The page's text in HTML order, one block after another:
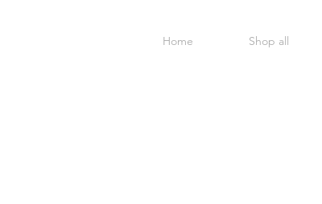
Home Shop all